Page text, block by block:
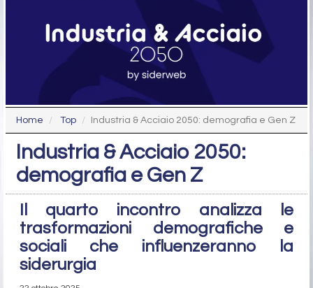
Home Top Industria & Acciaio 2050: demografia e Gen Z
Industria & Acciaio 2050:
demografia e Gen Z
Il quarto incontro analizza le
trasformazioni demografiche e
sociali che influenzeranno la
siderurgia